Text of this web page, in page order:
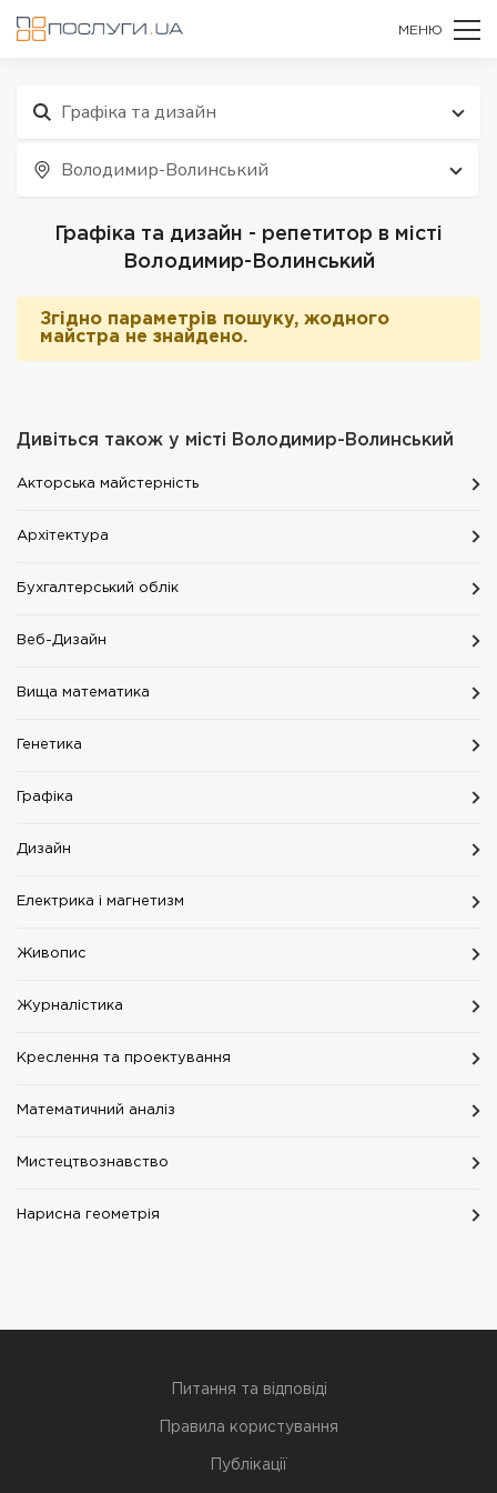
МЕНЮ
Графіка та дизайн
Володимир-Волинський
Графіка та дизайн - репетитор в місті
Володимир-Волинський
Згідно параметрів пошуку, жодного
майстра не знайдено.
Дивіться також у місті Володимир-Волинський
Акторська майстерність
Архітектура
Бухгалтерський облік
Веб-Дизайн
Вища математика
Генетика
Графіка
Дизайн
Електрика і магнетизм
Живопис
Журналістика
Креслення та проектування
Математичний аналіз
Мистецтвознавство
Нарисна геометрія
Питання та відповіді
Правила користування
Публікації